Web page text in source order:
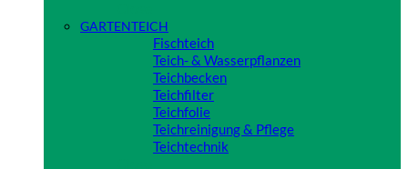
GARTENTEICH
Fischteich
Teich- & Wasserpflanzen
Teichbecken
Teichfilter
Teichfolie
Teichreinigung & Pflege
Teichtechnik